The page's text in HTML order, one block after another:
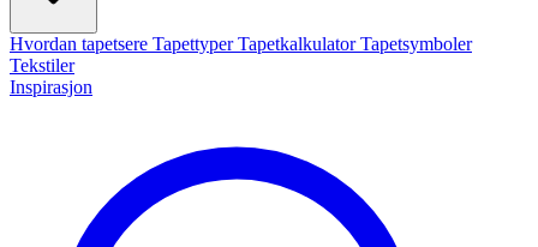
Hvordan tapetsere TapettyperTapetkalkulatorTapetsymboler
Tekstiler
Inspirasjon